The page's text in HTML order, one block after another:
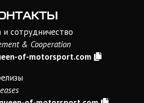
и сотрудничество
& Cooperation
of-motorsport.com